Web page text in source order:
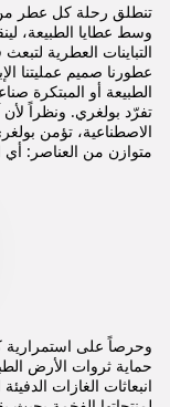
تنطلق رحلة كل عطر من
وسط عطايا الطبيعة،
التباينات العطرية
عطورنا صميم عمليتنا
الطبيعة أو المبتكرة
تفرّد بولغري. ونظراً لأن
الاصطناعية، تؤمن
متوازن من العناصر: أي
وحرصاً على استمرارية
حماية ثروات الأرض
انبعاثات الغازات